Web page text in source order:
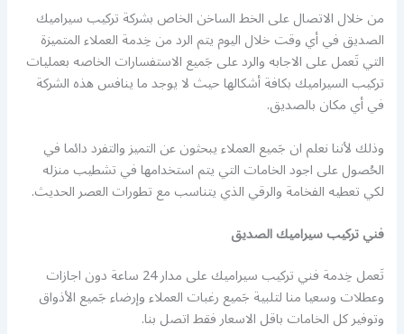
من خلال الاتصال على الخط الساخن الخاص بشركة تركيب سيراميك
الصديق في أي وقت خلال اليوم يتم الرد من خِدمة العملاء المتميزة
التي تَعمل على الاجابه والرد على جَميع الاستفسارات الخاصه بعمليات
تركيب السيراميك بكافة أشكالها حيث لا يوجد ما ينافس هذه الشركة
في أي مكان بالصديق.
وذلك لأننا نعلم ان جَميع العملاء يبحثون عن التميز والتفرد دائما في
الحُصول على اجود الخامات التي يتم استخدامها في تشطيب منزله
لكي تعطيه الفخامة والرقي الذي يتناسب مع تطورات العصر الحديث.
فني تركيب سيراميك الصديق
تَعمل خِدمة فني تركيب سيراميك على مدار 24 ساعة دون اجازات
وعطلات وسعيا منا لتلبية جَميع رغبات العملاء وإرضاء جَميع الأذواق
وتوفير كل الخامات باقل الاسعار فقط اتصل بنا.